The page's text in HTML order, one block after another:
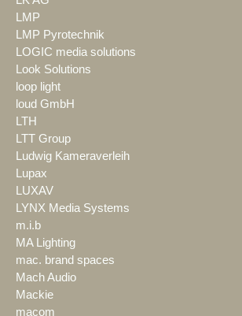
LMP
LMP Pyrotechnik
LOGIC media solutions
Look Solutions
loop light
loud GmbH
LTH
LTT Group
Ludwig Kameraverleih
Lupax
LUXAV
LYNX Media Systems
m.i.b
MA Lighting
mac. brand spaces
Mach Audio
Mackie
macom